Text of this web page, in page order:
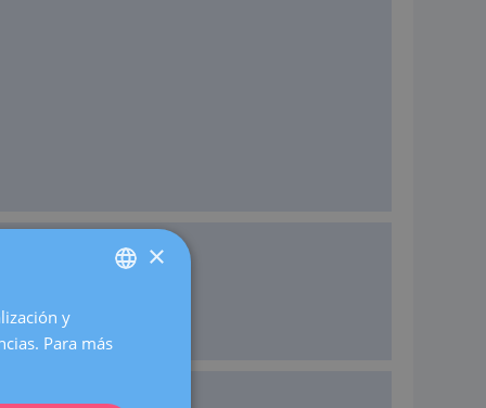
CATALÀ
×
y
Para más